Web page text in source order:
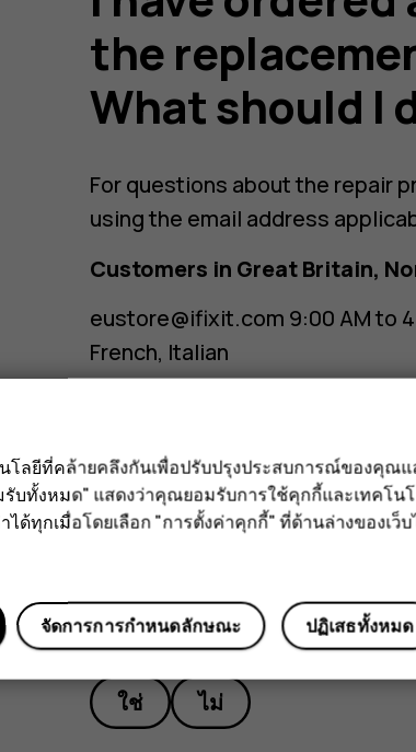
the
What should I
For questions about the repair
using the email address
Customers in Great Britain,
eustore@ifixit.com 9:00 AM to
French, Italian
ausupport@ifixit.com
8:00 AM
ข้อมูลนี้มีประโยชน์กับคุณหรือ
ใช่ ไม่
โลยีที่คล้ายคลึงกันเพื่อปรับปรุงประสบการณ์ของคุณ
บทั้งหมด" แสดงว่าคุณยอมรับการใช้คุกกี้และเทคโ
ได้ทุกเมื่อโดยเลือก "การตั้งค่าคุกกี้" ที่ด้านล่างของเว็บ
ปฏิเสธทั้งหมด
จัดการการกำหนดลักษณะ